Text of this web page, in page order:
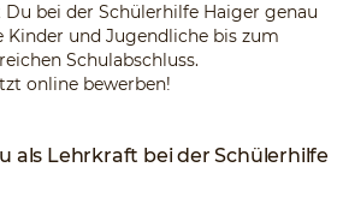
bei der Schülerhilfe Haiger genau
und Jugendliche bis zum
Schulabschluss.
online bewerben!
als Lehrkraft bei der Schülerhilfe